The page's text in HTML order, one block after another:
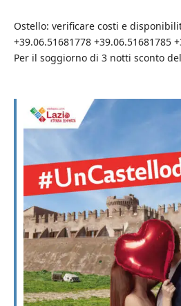
Ostello: verificare costi e
+39.06.51681778 +39.06.51681785
Per il soggiorno di 3 notti sconto